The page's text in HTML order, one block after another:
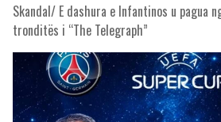
Skandal/ E dashura e Infantinos u pagua
tronditës i “The Telegraph”